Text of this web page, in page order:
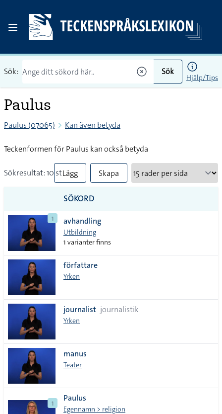
Sök: Sök
Hjälp/Tips
Paulus
Paulus (07065) Kan även betyda
Teckenformen för Paulus kan också betyda
Sökresultat: 10 stLägg
till
alla i
lista
Skapa
SÖKORD
1 avhandling
Utbildning
1 varianter finns
författare
Yrken
journalist journalistik
Yrken
manus
Teater
1 Paulus
Egennamn > religion